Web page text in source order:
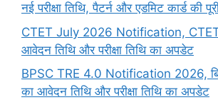
नई परीक्षा तिथि, पैटर्न और एडमिट कार्ड की
CTET July 2026 Notification,
आवेदन तिथि और परीक्षा तिथि का अपडेट
BPSC TRE 4.0 Notification 2026,
का आवेदन तिथि और परीक्षा तिथि का अपडेट